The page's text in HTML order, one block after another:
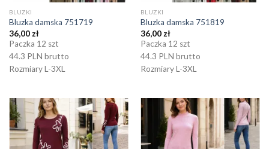
BLUZKI
Bluzka damska 751719
36,00 zł
Paczka 12 szt
44.3 PLN brutto
Rozmiary L-3XL
BLUZKI
Bluzka damska 751819
36,00 zł
Paczka 12 szt
44.3 PLN brutto
Rozmiary L-3XL